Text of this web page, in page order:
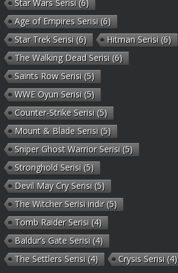
Star Wars Serisi (6)
Age of Empires Serisi (6)
Star Trek Serisi (6) Hitman Serisi (6)
The Walking Dead Serisi (6)
Saints Row Serisi (5)
WWE Oyun Serisi (5)
Counter-Strike Serisi (5)
Mount & Blade Serisi (5)
Sniper Ghost Warrior Serisi (5)
Stronghold Serisi (5)
Devil May Cry Serisi (5)
The Witcher Serisi indir(5)
Tomb Raider Serisi (4)
Baldur’s Gate Serisi (4)
The Settlers Serisi (4) Crysis Serisi (4)